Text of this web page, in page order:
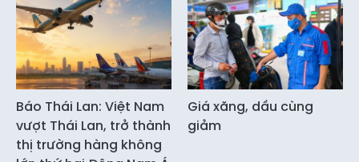
Báo Thái Lan: Việt Nam
vượt Thái Lan, trở thành
thị trường hàng không
Giá xăng, dầu cùng
giảm